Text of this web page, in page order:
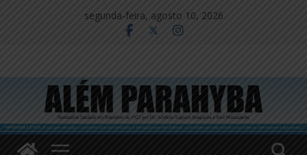
segunda-feira, agosto 10, 2026